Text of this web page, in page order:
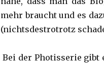
mehr braucht und es
(nichtsdestrotrotz
Bei der Photisserie gibt